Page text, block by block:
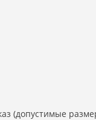
(допустимые